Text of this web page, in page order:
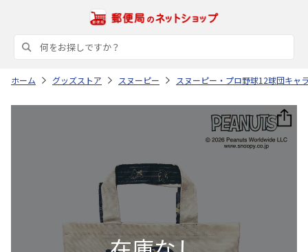
ホーム グッズストア スヌーピー スヌーピー・プロ野球12球団キャ